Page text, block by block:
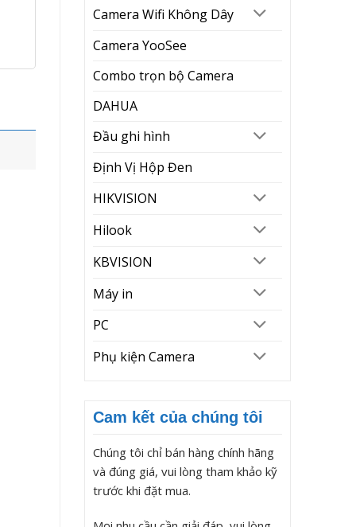
Camera Wifi Không Dây
Camera YooSee
Combo trọn bộ Camera
DAHUA
Đầu ghi hình
Định Vị Hộp Đen
HIKVISION
Hilook
KBVISION
Máy in
PC
Phụ kiện Camera
Cam kết của chúng tôi
Chúng tôi chỉ bán hàng chính hãng
và đúng giá, vui lòng tham khảo kỹ
trước khi đặt mua.